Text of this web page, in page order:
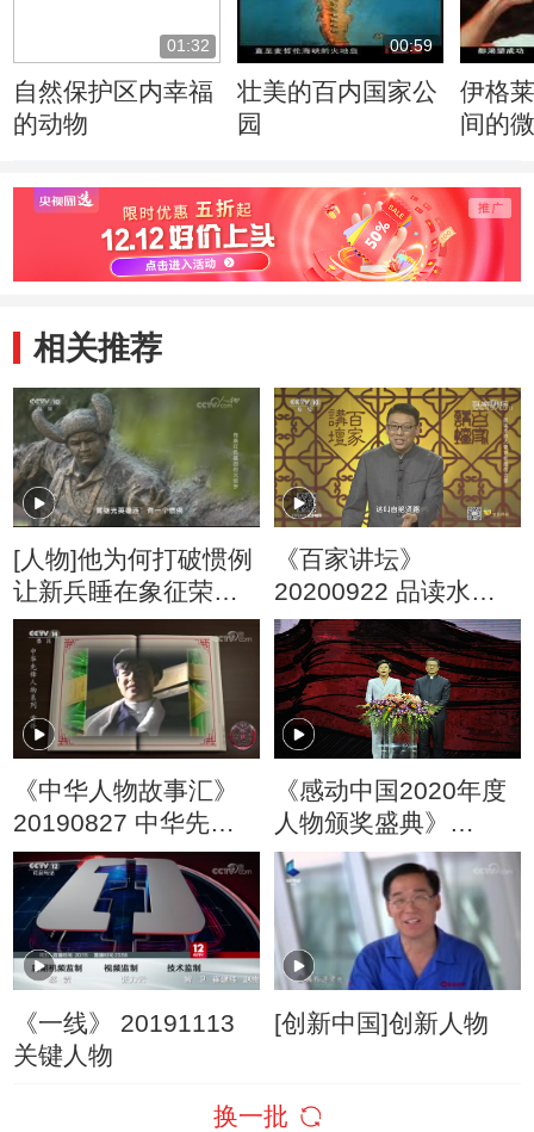
01:32
自然保护区内幸福
的动物
00:59
壮美的百内国家公
园
伊格
间的
相关推荐
[人物]他为何打破惯例
让新兵睡在象征荣誉
的黄继光上铺？
《百家讲坛》
20200922 品读水浒
人物 19 格局的力量
《中华人物故事汇》
20190827 中华先锋
人物系列 雷锋
《感动中国2020年度
人物颁奖盛典》
20210217
《一线》 20191113
关键人物
[创新中国]创新人物
换一批